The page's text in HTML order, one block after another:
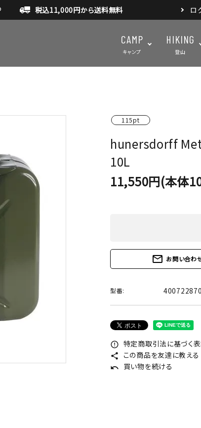
税込11,000円から送料無料 ロ
CAMP
キャンプ
テント・タープ
マット・グランドシート
アウトドアスパイス
HIKING
登山
115pt
hunersdorff
10L
11,550円(本体
mail_outline お問い合わ
型番:
error_outline 特定商取引法に基づく
share この商品を友達に教える
undo 買い物を続ける